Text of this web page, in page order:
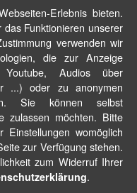
Erlebnis bieten.
Funktionieren unserer
verwenden wir
die zur Anzeige
Audios über
...) oder zu anonymen
Sie können selbst
zulassen möchten. Bitte
womöglich
zur Verfügung stehen.
zum Widerruf Ihrer
.